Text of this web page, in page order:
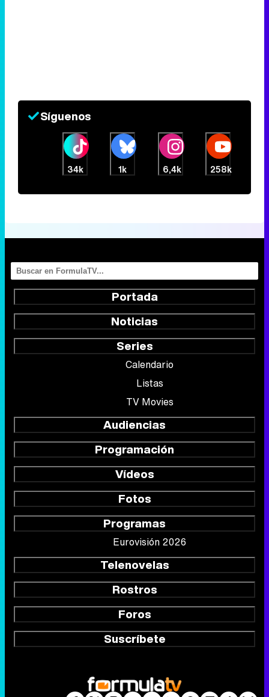
Síguenos
34k 1k 6,4k 258k
Portada
Noticias
Series
Calendario
Listas
TV Movies
Audiencias
Programación
Vídeos
Fotos
Programas
Eurovisión 2026
Telenovelas
Rostros
Foros
Suscríbete